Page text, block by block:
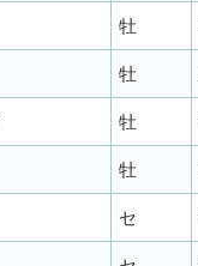
牡
牡
牡
牡
セ